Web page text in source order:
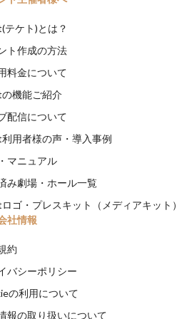
ケト)とは？
ト作成の方法
料金について
機能ご紹介
配信について
用者様の声・導入事例
マニュアル
み劇場・ホール一覧
ゴ・プレスキット（メディアキット）
社情報
約
バシーポリシー
の利用について
報の取り扱いについて